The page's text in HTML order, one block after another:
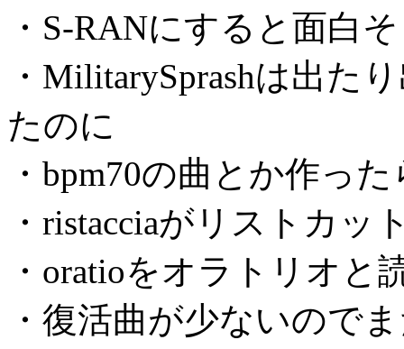
・S-RANにすると面白
・MilitarySprashは出た
たのに
・bpm70の曲とか作っ
・ristacciaがリストカッ
・oratioをオラトリオと
・復活曲が少ないので